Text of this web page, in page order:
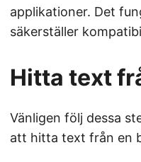
applikationer. Det
säkerställer
Hitta text
Vänligen följ dessa
att hitta text från en